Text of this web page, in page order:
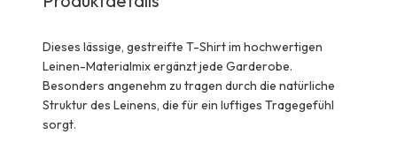
Dieses lässige, gestreifte T-Shirt im hochwertigen
Leinen-Materialmix ergänzt jede Garderobe.
Besonders angenehm zu tragen durch die natürliche
Struktur des Leinens, die für ein luftiges Tragegefühl
sorgt.